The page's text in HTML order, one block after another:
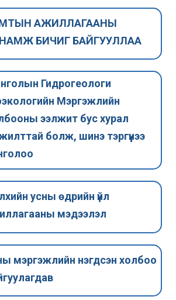
АЖИЛЛАГААНЫ
БИЧИГ БАЙГУУЛЛАА
Гидрогеологи
Мэргэжлийн
ээлжит бус хурал
болж, шинэ тэргүүнээ
усны өдрийн үйл
мэдээлэл
мэргэжлийн нэгдсэн холбоо